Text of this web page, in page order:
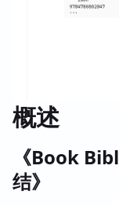
概述
《Book
结》